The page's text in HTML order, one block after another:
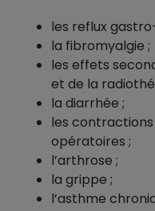
les reflux
la fibromyalgie ;
les effets
et de la
la diarrhée ;
les
opératoires ;
l’arthrose ;
la grippe ;
l’asthme